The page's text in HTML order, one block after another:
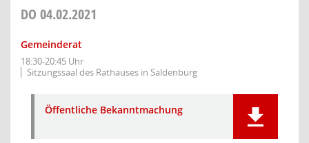
DO 04.02.2021
Gemeinderat
18:30-20:45 Uhr
Sitzungssaal des Rathauses in Saldenburg
Öffentliche Bekanntmachung